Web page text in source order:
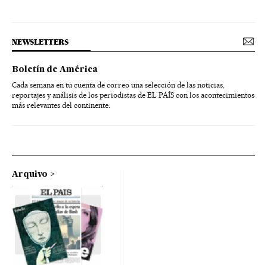
NEWSLETTERS
Boletín de América
Cada semana en tu cuenta de correo una selección de las noticias,
reportajes y análisis de los periodistas de EL PAÍS con los acontecimientos
más relevantes del continente.
Arquivo